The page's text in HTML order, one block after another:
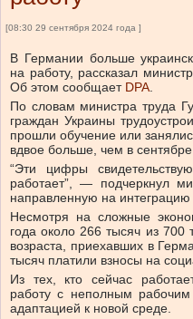
[08:30 29 сентября 2024 года ]
В Германии больше
на работу, рассказал
Об этом сообщает DPA.
По словам министра труда
граждан Украины
прошли обучение или
вдвое больше, чем в
“Эти цифры
работает”, — подчеркнул
направленную на
Несмотря на сложные
года около 266 тысяч из 700
возраста, приехавших в
тысяч платили взносы на
Из тех, кто сейчас
работу с неполным
адаптацией к новой среде.